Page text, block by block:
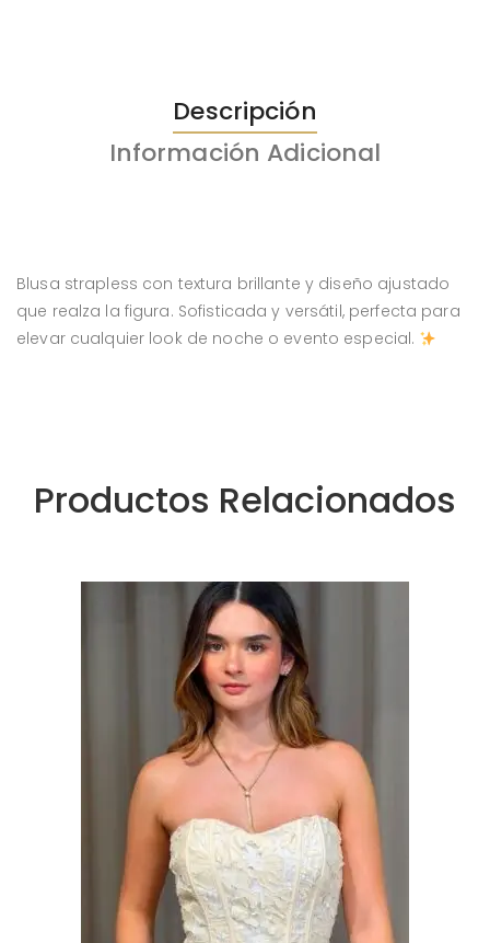
Descripción
Información Adicional
Blusa strapless con textura brillante y diseño ajustado
que realza la figura. Sofisticada y versátil, perfecta para
elevar cualquier look de noche o evento especial.
Productos Relacionados